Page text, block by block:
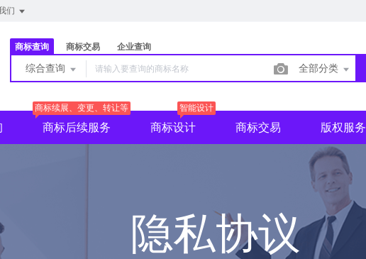
们
商标查询 商标交易 企业查询
综合查询 全部分类
商标后续服务
商标续展、变更、转让等
商标设计
智能设计
商标交易 版权服务
隐私协议